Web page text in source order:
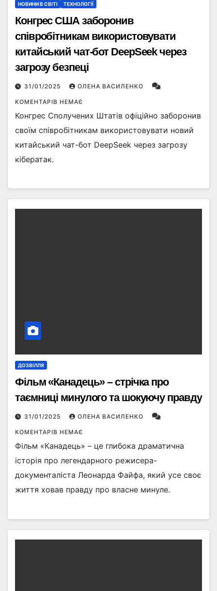
НОВИНИ В СВІТІ ТЕХНОЛОГІЇ
Конгрес США заборонив
співробітникам використовувати
китайський чат-бот DeepSeek через
загрозу безпеці
31/01/2025 ОЛЕНА ВАСИЛЕНКО
КОМЕНТАРІВ НЕМАЄ
Конгрес Сполучених Штатів офіційно заборонив
своїм співробітникам використовувати новий
китайський чат-бот DeepSeek через загрозу
кібератак.
ДОЗВІЛЛЯ
Фільм «Канадець» – стрічка про
таємниці минулого та шокуючу правду
31/01/2025 ОЛЕНА ВАСИЛЕНКО
КОМЕНТАРІВ НЕМАЄ
Фільм «Канадець» – це глибока драматична
історія про легендарного режисера-
документаліста Леонарда Файфа, який усе своє
життя ховав правду про власне минуле.